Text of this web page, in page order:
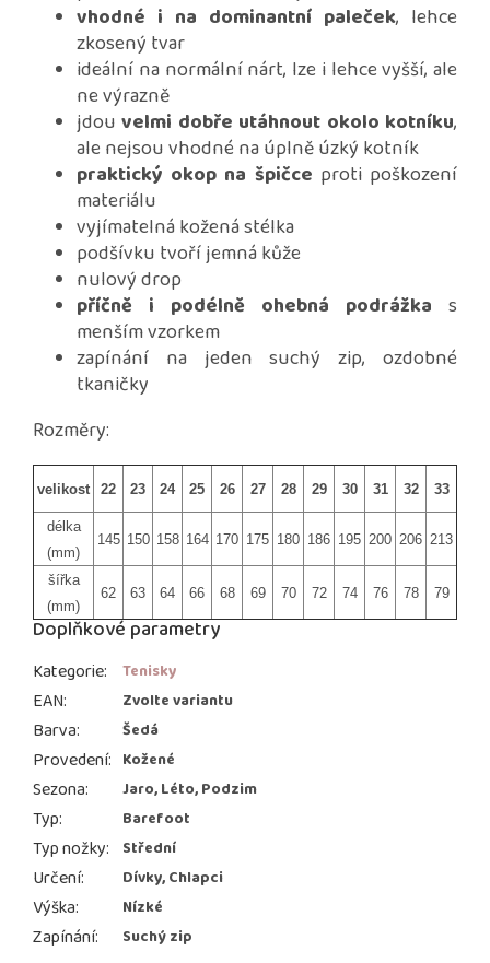
vhodné i na dominantní paleček, lehce
zkosený tvar
ideální na normální nárt, lze i lehce vyšší, ale
ne výrazně
jdouvelmi dobře utáhnout okolo kotníku,
ale nejsou vhodné na úplně úzký kotník
praktický okop na špičce proti poškození
materiálu
vyjímatelná kožená stélka
podšívku tvoří jemná kůže
nulový drop
příčně i podélně ohebná podrážka s
menším vzorkem
zapínání na jeden suchý zip, ozdobné
tkaničky
Rozměry:
velikost 22 23 24 25 26 27 28 29 30 31 32 33
délka
(mm)
145 150 158 164 170 175 180 186 195 200 206 213
šířka
(mm)
62 63 64 66 68 69 70 72 74 76 78 79
Doplňkové parametry
Kategorie: Tenisky
EAN: Zvolte variantu
Barva: Šedá
Provedení: Kožené
Sezona: Jaro, Léto, Podzim
Typ: Barefoot
Typ nožky: Střední
Určení: Dívky, Chlapci
Výška: Nízké
Zapínání: Suchý zip